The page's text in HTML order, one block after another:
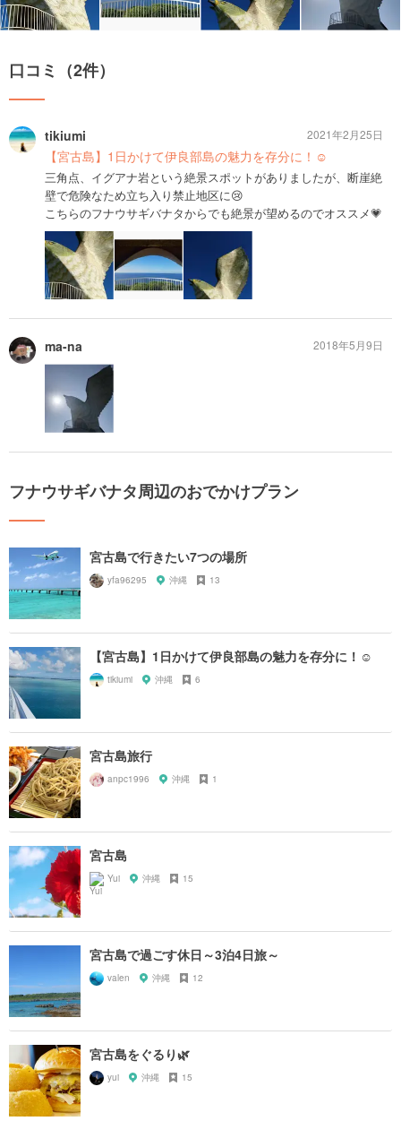
口コミ（2件）
tikiumi
【宮古島】1日かけて伊良部島の魅力を存分に！☺️
三角点、イグアナ岩という絶景スポットがありましたが、断崖絶
壁で危険なため立ち入り禁止地区に😢
こちらのフナウサギバナタからでも絶景が望めるのでオススメ💗
2021年2月25日
ma-na 2018年5月9日
フナウサギバナタ周辺のおでかけプラン
宮古島で行きたい7つの場所
yfa96295 沖縄 13
【宮古島】1日かけて伊良部島の魅力を存分に！☺️
tikiumi 沖縄 6
宮古島旅行
anpc1996 沖縄 1
宮古島
Yui 沖縄 15
宮古島で過ごす休日～3泊4日旅～
valen 沖縄 12
宮古島をぐるり🌿
yui 沖縄 15